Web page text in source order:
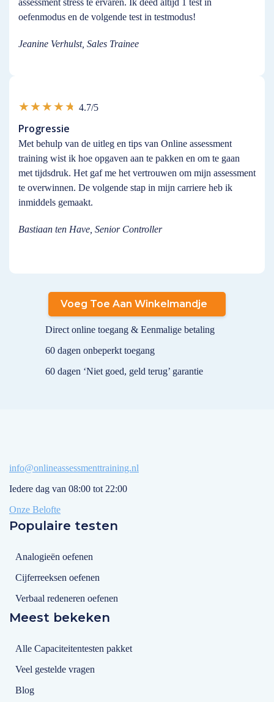
assessment stress te ervaren. Ik deed altijd 1 test in
oefenmodus en de volgende test in testmodus!
Jeanine Verhulst, Sales Trainee
4.7/5
Progressie
Met behulp van de uitleg en tips van Online assessment
training wist ik hoe opgaven aan te pakken en om te gaan
met tijdsdruk. Het gaf me het vertrouwen om mijn assessment
te overwinnen. De volgende stap in mijn carriere heb ik
inmiddels gemaakt.
Bastiaan ten Have, Senior Controller
Voeg Toe Aan Winkelmandje
Direct online toegang & Eenmalige betaling
60 dagen onbeperkt toegang
60 dagen ‘Niet goed, geld terug’ garantie
info@onlineassessmenttraining.nl
Iedere dag van 08:00 tot 22:00
Onze Belofte
Populaire testen
Analogieën oefenen
Cijferreeksen oefenen
Verbaal redeneren oefenen
Meest bekeken
Alle Capaciteitentesten pakket
Veel gestelde vragen
Blog